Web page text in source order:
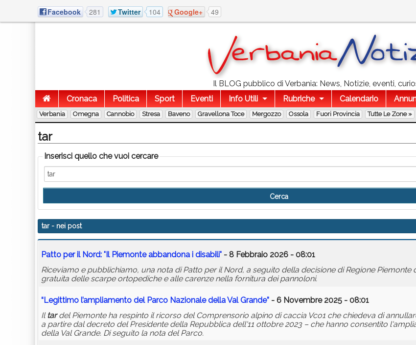
Facebook 281 Twitter 104 Google+ 49
Il BLOG pubblico di Verbania: News, Notizie, eventi,
Cronaca
Politica Sport Eventi Info Utili Rubriche Calendario
Verbania Omegna Cannobio Stresa Baveno Gravellona Toce Mergozzo Ossola Fuori Provincia Tutte Le Zone »
tar
Inserisci quello che vuoi cercare
tar- nei post
Patto per il Nord: "Il Piemonte abbandona i disabili" - 8 Febbraio 2026 - 08:01
Riceviamo e pubblichiamo, una nota di Patto per il Nord, a seguito della decisione di Regione Piemonte
gratuita delle scarpe ortopediche e alle carenze nella fornitura dei pannoloni.
“Legittimo l’ampliamento del Parco Nazionale della Val Grande” - 6 Novembre 2025 - 08:01
Il tardel Piemonte ha respinto il ricorso del Comprensorio alpino di caccia Vco1 che chiedeva di
a partire dal decreto del Presidente della Repubblica dell'11 ottobre 2023 – che hanno consentito
della Val Grande. Di seguito la nota del Parco.